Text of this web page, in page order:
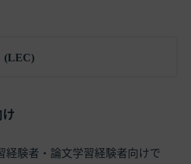
(LEC)
経験者・論文学習経験者向けで